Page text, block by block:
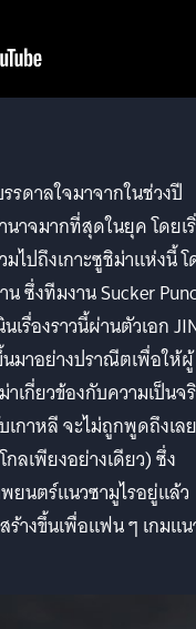
รดาลใจมาจากในช่วงปี
นาจมากที่สุดในยุค โดยเ
ไปถึงเกาะซูชิม่าแห่งนี้
ซึ่งทีมงาน Sucker
เรื่องราวนี้ผ่านตัวเอก
มาอย่างปราณีตเพื่อให้ผู้
าเกี่ยวข้องกับความเป็นจ
เกาหลี จะไม่ถูกพูดถึงเลย
ลเพียงอย่างเดียว) ซึ่ง
ยนตร์แนวซามูไรอยู่แล้ว
ร้างขึ้นเพื่อแฟน ๆ เกมแ